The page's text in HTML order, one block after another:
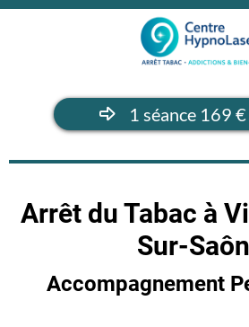
1 séance 169
Arrêt du Tabac à
Sur-
Accompagnement